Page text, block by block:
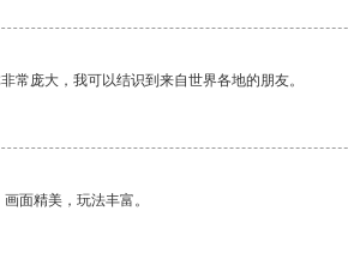
常庞大，我可以结识到来自世界各地的朋友。
面精美，玩法丰富。